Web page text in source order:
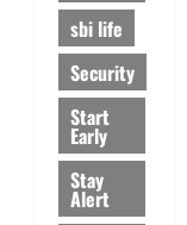
sbi life
Security
Start
Early
Stay
Alert